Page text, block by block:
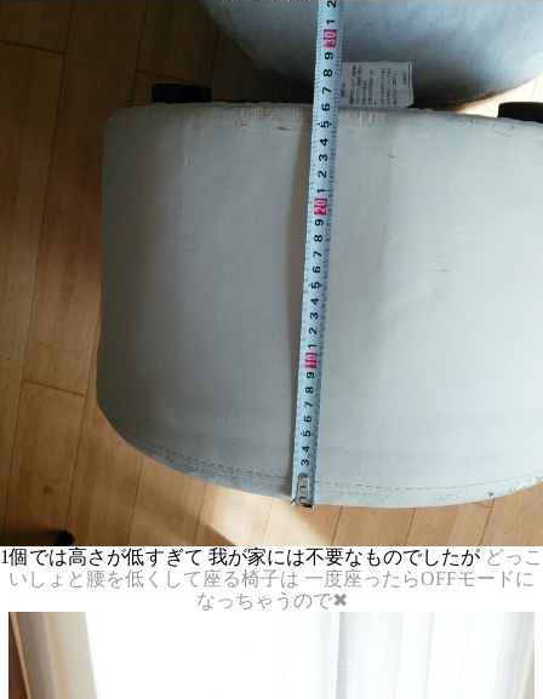
1個では高さが低すぎて 我が家には不要なものでしたが どっこ
いしょと腰を低くして座る椅子は 一度座ったらOFFモードに
なっちゃうので✖